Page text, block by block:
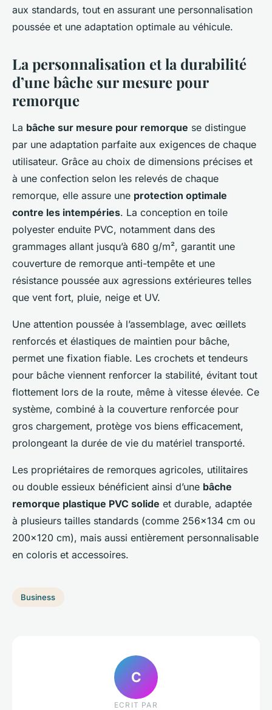
aux standards, tout en assurant une personnalisation
poussée et une adaptation optimale au véhicule.
La personnalisation et la durabilité
d’une bâche sur mesure pour
remorque
La bâche sur mesure pour remorque se distingue
par une adaptation parfaite aux exigences de chaque
utilisateur. Grâce au choix de dimensions précises et
à une confection selon les relevés de chaque
remorque, elle assure une protection optimale
contre les intempéries. La conception en toile
polyester enduite PVC, notamment dans des
grammages allant jusqu’à 680 g/m², garantit une
couverture de remorque anti-tempête et une
résistance poussée aux agressions extérieures telles
que vent fort, pluie, neige et UV.
Une attention poussée à l’assemblage, avec œillets
renforcés et élastiques de maintien pour bâche,
permet une fixation fiable. Les crochets et tendeurs
pour bâche viennent renforcer la stabilité, évitant tout
flottement lors de la route, même à vitesse élevée. Ce
système, combiné à la couverture renforcée pour
gros chargement, protège vos biens efficacement,
prolongeant la durée de vie du matériel transporté.
Les propriétaires de remorques agricoles, utilitaires
ou double essieux bénéficient ainsi d’une bâche
remorque plastique PVC solide et durable, adaptée
à plusieurs tailles standards (comme 256x134 cm ou
200x120 cm), mais aussi entièrement personnalisable
en coloris et accessoires.
Business
C
ECRIT PAR